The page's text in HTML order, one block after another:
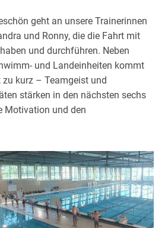
geht an unsere Trainerinnen
und Ronny, die die Fahrt mit
und durchführen. Neben
und Landeinheiten kommt
kurz – Teamgeist und
stärken in den nächsten sechs
Motivation und den